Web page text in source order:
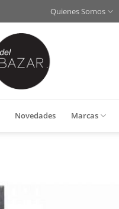
Quienes Somos
Novedades Marcas